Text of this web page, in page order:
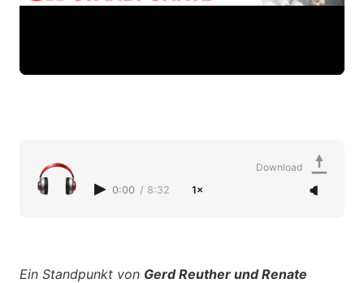
0:00 / 8:32 1×
Download
Ein Standpunkt von Gerd Reuther und Renate